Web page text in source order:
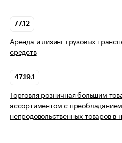
77.12
Аренда и лизинг грузовых
средств
47.19.1
Торговля розничная большим
ассортиментом с преобладанием
непродовольственных товаров в